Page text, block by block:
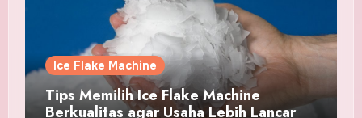
Ice Flake Machine
Tips Memilih Ice Flake Machine
Berkualitas agar Usaha Lebih Lancar